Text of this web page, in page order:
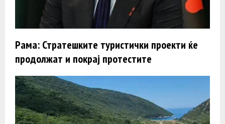
Рама: Стратешките туристички проекти ќе
продолжат и покрај протестите